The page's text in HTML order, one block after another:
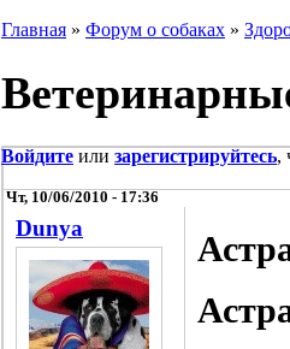
Главная » Форум о собаках »
Войдите или зарегистрируйтесь,
Чт, 10/06/2010 - 17:36
Dunya